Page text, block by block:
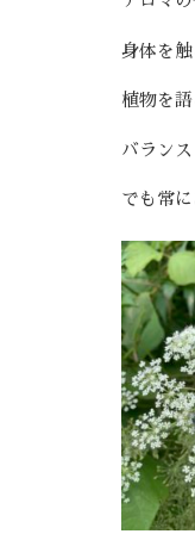
身体を触
植物を
バランス
でも常